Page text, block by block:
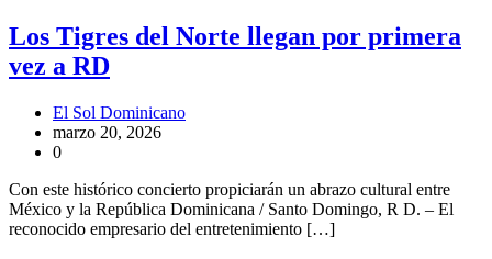
Los Tigres del Norte llegan por primera
vez a RD
El Sol Dominicano
marzo 20, 2026
0
Con este histórico concierto propiciarán un abrazo cultural entre
México y la República Dominicana / Santo Domingo, R D. – El
reconocido empresario del entretenimiento […]